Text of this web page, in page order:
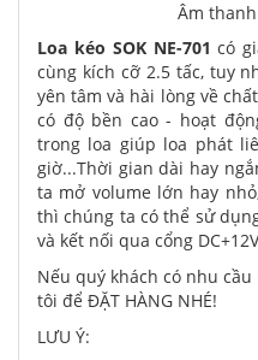
Âm
Loa kéo SOK NE-701 có
cùng kích cỡ 2.5 tấc, tuy
yên tâm và hài lòng về
có độ bền cao - hoạt
trong loa giúp loa phát
giờ...Thời gian dài hay
ta mở volume lớn hay
thì chúng ta có thể sử
và kết nối qua cổng
Nếu quý khách có nhu
tôi để ĐẶT HÀNG NHÉ!
LƯU Ý: